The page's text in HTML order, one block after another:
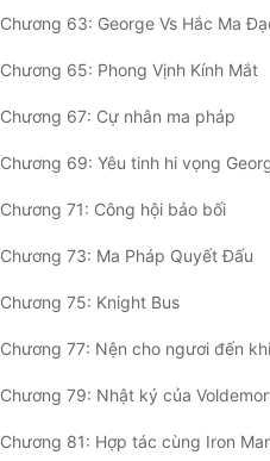
Chương 63: George Vs Hắc Ma
Chương 65: Phong Vịnh Kính Mắt
Chương 67: Cự nhân ma pháp
Chương 69: Yêu tinh hi vọng
Chương 71: Công hội bảo bối
Chương 73: Ma Pháp Quyết Đấu
Chương 75: Knight Bus
Chương 77: Nện cho ngươi đến
Chương 79: Nhật ký của
Chương 81: Hợp tác cùng Iron